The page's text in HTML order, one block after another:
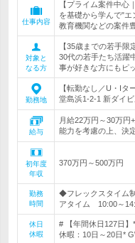
仕事内容
【プライム案件中
を基礎から学んで"
教育機関などの案件
対象と
なる方
【35歳までの若手
30代の若手たち活
事が好きな方にもピ
勤務地
【転勤なし／U・I
堂島浜1-2-1 新ダイ
給与
月給22万円～30万円
能力を考慮の上、決
初年度
年収
370万円～500万円
勤務
時間
◆フレックスタイム
アタイム 10:00～
休日
休暇
# 【年間休日127日
休暇：10日～20日*